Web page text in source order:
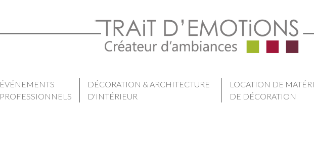
ÉVÉNEMENTS
PROFESSIONNELS
DÉCORATION & ARCHITECTURE
D'INTÉRIEUR
LOCATION DE
DE DÉCORATION